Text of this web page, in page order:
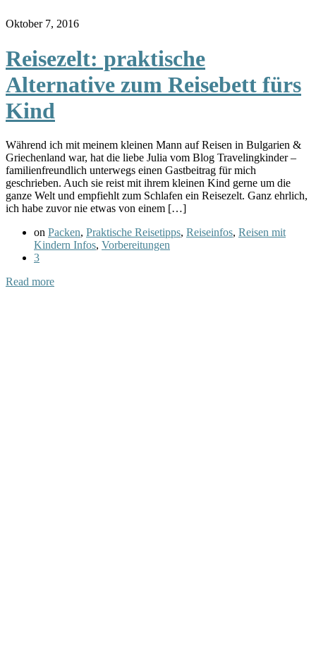
Oktober 7, 2016
Reisezelt: praktische
Alternative zum Reisebett fürs
Kind
Während ich mit meinem kleinen Mann auf Reisen in Bulgarien &
Griechenland war, hat die liebe Julia vom Blog Travelingkinder –
familienfreundlich unterwegs einen Gastbeitrag für mich
geschrieben. Auch sie reist mit ihrem kleinen Kind gerne um die
ganze Welt und empfiehlt zum Schlafen ein Reisezelt. Ganz ehrlich,
ich habe zuvor nie etwas von einem […]
on Packen, Praktische Reisetipps, Reiseinfos, Reisen mit
Kindern Infos, Vorbereitungen
3
Read more